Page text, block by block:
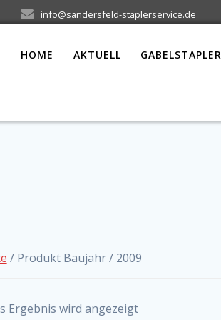
info@sandersfeld-staplerservice.de
HOME AKTUELL GABELSTAPLER
/ Produkt Baujahr / 2009
Ergebnis wird angezeigt